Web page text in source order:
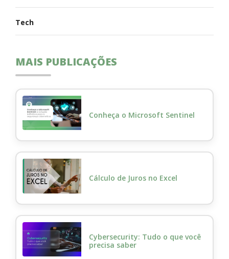
Tech
MAIS PUBLICAÇÕES
Conheça o Microsoft Sentinel
Cálculo de Juros no Excel
Cybersecurity: Tudo o que você
precisa saber